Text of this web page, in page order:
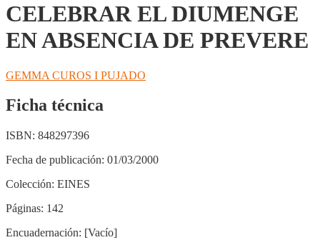
CELEBRAR EL DIUMENGE
EN ABSENCIA DE PREVERE
GEMMA CUROS I PUJADO
Ficha técnica
ISBN: 848297396
Fecha de publicación: 01/03/2000
Colección: EINES
Páginas: 142
Encuadernación: [Vacío]